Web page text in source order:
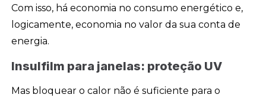
Com isso, há economia no consumo energético e,
logicamente, economia no valor da sua conta de
energia.
Insulfilm para janelas: proteção UV
Mas bloquear o calor não é suficiente para o